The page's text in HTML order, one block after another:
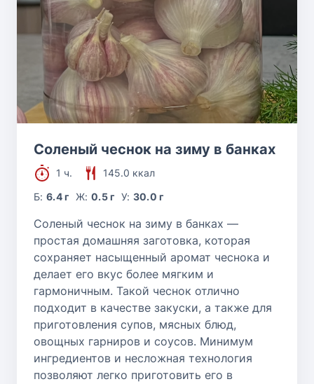
Соленый чеснок на зиму в банках
1 ч.
145.0 ккал
Б:6.4 г Ж: 0.5 г У: 30.0 г
Соленый чеснок на зиму в банках —
простая домашняя заготовка, которая
сохраняет насыщенный аромат чеснока и
делает его вкус более мягким и
гармоничным. Такой чеснок отлично
подходит в качестве закуски, а также для
приготовления супов, мясных блюд,
овощных гарниров и соусов. Минимум
ингредиентов и несложная технология
позволяют легко приготовить его в